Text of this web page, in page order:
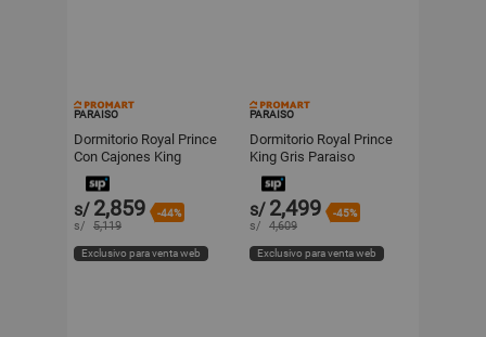
PARAISO
Dormitorio Royal Prince
Con Cajones King
Chocolate Paraiso
s/ 2,859 -44%
s/ 5,119
Exclusivo para venta web
PARAISO
Dormitorio Royal Prince
King Gris Paraiso
s/ 2,499 -45%
s/ 4,609
Exclusivo para venta web